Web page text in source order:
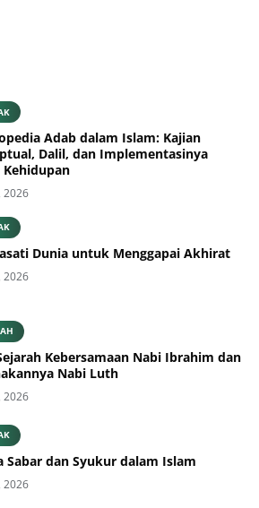
Adab dalam Islam: Kajian
Dalil, dan Implementasinya
2026
Dunia untuk Menggapai Akhirat
2026
Kebersamaan Nabi Ibrahim dan
Nabi Luth
2026
Sabar dan Syukur dalam Islam
2026